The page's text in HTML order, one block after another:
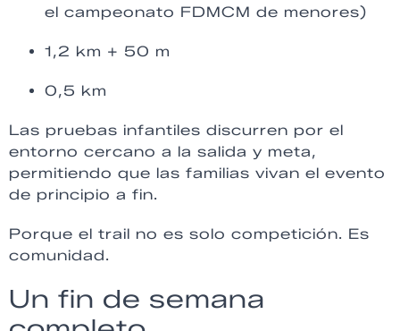
el campeonato FDMCM de menores)
1,2 km + 50 m
0,5 km
Las pruebas infantiles discurren por el
entorno cercano a la salida y meta,
permitiendo que las familias vivan el evento
de principio a fin.
Porque el trail no es solo competición. Es
comunidad.
Un fin de semana